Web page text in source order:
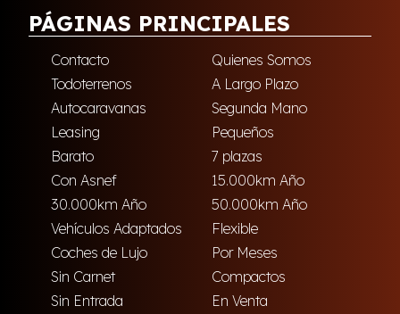
PÁGINAS PRINCIPALES
Contacto
Quienes Somos
Todoterrenos
A Largo Plazo
Autocaravanas
Segunda Mano
Leasing
Pequeños
Barato
7 plazas
Con Asnef
15.000km Año
30.000km Año
50.000km Año
Vehículos Adaptados
Flexible
Coches de Lujo
Por Meses
Sin Carnet
Compactos
Sin Entrada
En Venta